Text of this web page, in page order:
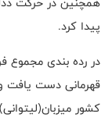
پیدا کرد.
قهرمانی دست یافت و
کشور